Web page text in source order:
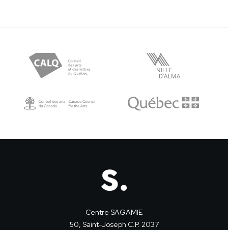
Centre SAGAMIE
50, Saint-Joseph C.P. 2037